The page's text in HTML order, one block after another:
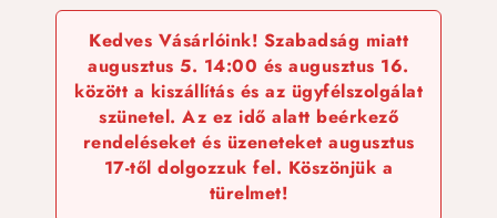
Kedves Vásárlóink! Szabadság miatt
augusztus 5. 14:00 és augusztus 16.
között a kiszállítás és az ügyfélszolgálat
szünetel. Az ez idő alatt beérkező
rendeléseket és üzeneteket augusztus
17-től dolgozzuk fel. Köszönjük a
türelmet!